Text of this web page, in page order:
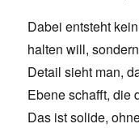
Dabei entsteht
halten will,
Detail sieht man,
Ebene schafft, die
Das ist solide,